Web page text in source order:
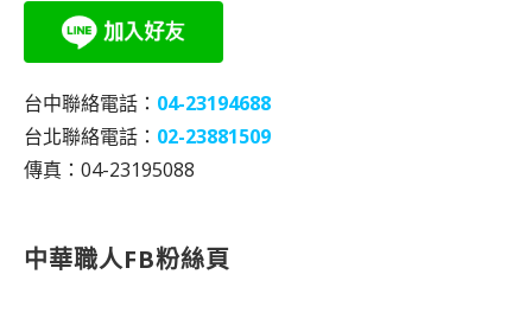
台中聯絡電話： 04-23194688
台北聯絡電話： 02-23881509
傳真：04-23195088
中華職人FB粉絲頁